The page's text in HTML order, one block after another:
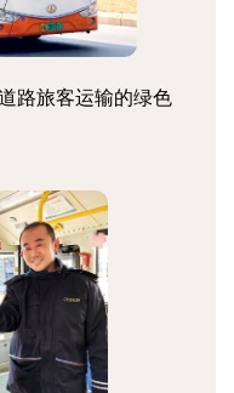
路旅客运输的绿色